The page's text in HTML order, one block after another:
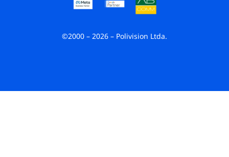
©2000 – 2026 – Polivision Ltda.